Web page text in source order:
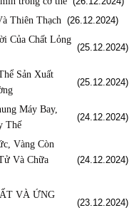
Thiên Thạch (26.12.2024)
Của Chất Lỏng
(25.12.2024)
Sản Xuất
(25.12.2024)
Máy Bay,
Thế
(24.12.2024)
Vàng Còn
Và Chữa
(24.12.2024)
VÀ ỨNG
(23.12.2024)